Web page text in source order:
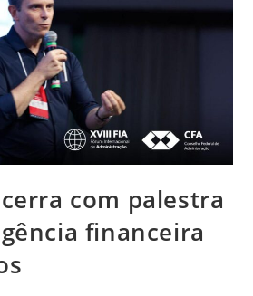
com palestra
financeira